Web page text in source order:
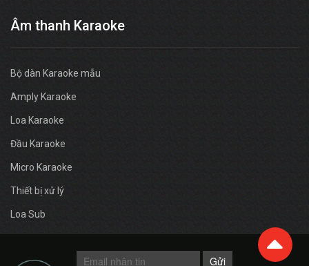
Âm thanh Karaoke
Bộ dàn Karaoke mẫu
Amply Karaoke
Loa Karaoke
Đầu Karaoke
Micro Karaoke
Thiết bị xử lý
Loa Sub
Gửi